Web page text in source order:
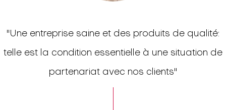
"Une entreprise saine et des produits de qualité:
telle est la condition essentielle à une situation de
partenariat avec nos clients"